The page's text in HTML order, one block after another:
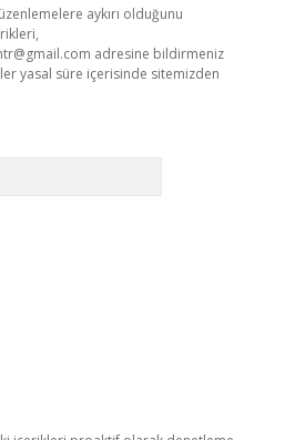
aykırı olduğunu
adresine bildirmeniz
yasal süre içerisinde sitemizden